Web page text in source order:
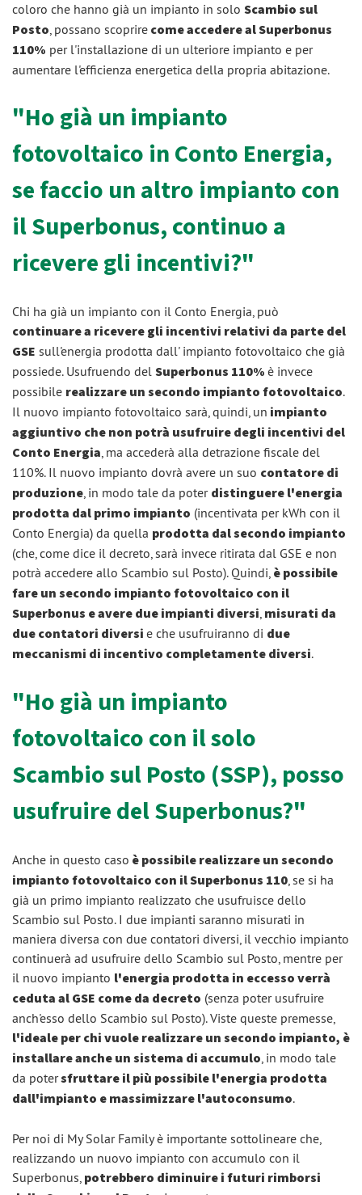
coloro che hanno già un impianto in solo Scambio sul
Posto, possano scoprire come accedere al Superbonus
110% per l'installazione di un ulteriore impianto e per
aumentare l'efficienza energetica della propria abitazione.
"Ho già un impianto
fotovoltaico in Conto Energia,
se faccio un altro impianto con
il Superbonus, continuo a
ricevere gli incentivi?"
Chi ha già un impianto con il Conto Energia, può
continuare a ricevere gli incentivi relativi da parte del
GSE sull'energia prodotta dall' impianto fotovoltaico che già
possiede. Usufruendo del Superbonus 110% è invece
possibile realizzare un secondo impianto fotovoltaico.
Il nuovo impianto fotovoltaico sarà, quindi, un impianto
aggiuntivo che non potrà usufruire degli incentivi del
Conto Energia, ma accederà alla detrazione fiscale del
110%. Il nuovo impianto dovrà avere un suo contatore di
produzione, in modo tale da poter distinguere l'energia
prodotta dal primo impianto (incentivata per kWh con il
Conto Energia) da quella prodotta dal secondo impianto
(che, come dice il decreto, sarà invece ritirata dal GSE e non
potrà accedere allo Scambio sul Posto). Quindi, è possibile
fare un secondo impianto fotovoltaico con il
Superbonus e avere due impianti diversi, misurati da
due contatori diversi e che usufruiranno di due
meccanismi di incentivo completamente diversi.
"Ho già un impianto
fotovoltaico con il solo
Scambio sul Posto (SSP), posso
usufruire del Superbonus?"
Anche in questo caso è possibile realizzare un secondo
impianto fotovoltaico con il Superbonus 110, se si ha
già un primo impianto realizzato che usufruisce dello
Scambio sul Posto. I due impianti saranno misurati in
maniera diversa con due contatori diversi, il vecchio impianto
continuerà ad usufruire dello Scambio sul Posto, mentre per
il nuovo impianto l'energia prodotta in eccesso verrà
ceduta al GSE come da decreto (senza poter usufruire
anch'esso dello Scambio sul Posto). Viste queste premesse,
l'ideale per chi vuole realizzare un secondo impianto, è
installare anche un sistema di accumulo, in modo tale
da potersfruttare il più possibile l'energia prodotta
dall'impianto e massimizzare l'autoconsumo.
Per noi di My Solar Family è importante sottolineare che,
realizzando un nuovo impianto con accumulo con il
Superbonus, potrebbero diminuire i futuri rimborsi